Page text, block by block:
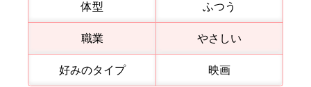
体型 ふつう
職業 やさしい
好みのタイプ 映画